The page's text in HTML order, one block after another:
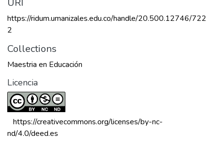
URI
https://ridum.umanizales.edu.co/handle/20.500.12746/722
2
Collections
Maestria en Educación
Licencia
https://creativecommons.org/licenses/by-nc-
nd/4.0/deed.es